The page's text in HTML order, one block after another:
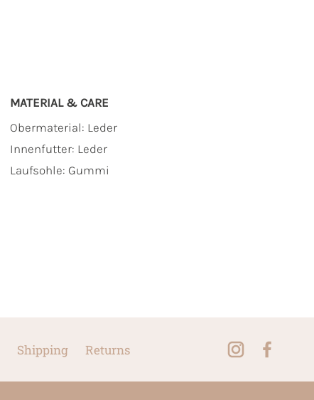
MATERIAL & CARE
Obermaterial: Leder
Innenfutter: Leder
Laufsohle: Gummi
Shipping Returns